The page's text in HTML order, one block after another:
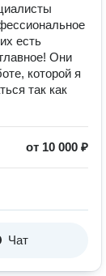
есть
Они
которой я
так как
от 10 000 ₽
Чат